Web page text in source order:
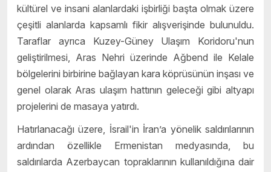
kültürel ve insani alanlardaki işbirliği başta olmak üzere
çeşitli alanlarda kapsamlı fikir alışverişinde bulunuldu.
Taraflar ayrıca Kuzey-Güney Ulaşım Koridoru'nun
geliştirilmesi, Aras Nehri üzerinde Ağbend ile Kelale
bölgelerini birbirine bağlayan kara köprüsünün inşası ve
genel olarak Aras ulaşım hattının geleceği gibi altyapı
projelerini de masaya yatırdı.
Hatırlanacağı üzere, İsrail'in İran’a yönelik saldırılarının
ardından özellikle Ermenistan medyasında, bu
saldırılarda Azerbaycan topraklarının kullanıldığına dair